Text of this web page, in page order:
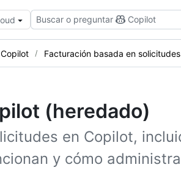
Buscar o preguntar Copilot
Facturación basada en
(heredado)
en Copilot,
y cómo